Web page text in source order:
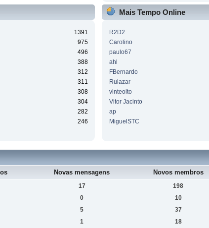
1391
975
496
388
312
311
308
304
282
246
Mais Tempo Online
R2D2
Carolino
paulo67
ahl
FBernardo
Ruiazar
vinteoito
Vitor Jacinto
ap
MiguelSTC
Novas mensagens Novos membros
17
198
0
10
5
37
1
18